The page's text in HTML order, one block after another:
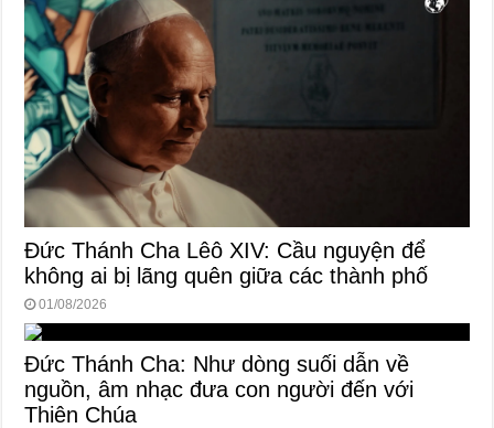
Đức Thánh Cha Lêô XIV: Cầu nguyện để
không ai bị lãng quên giữa các thành phố
01/08/2026
Đức Thánh Cha: Như dòng suối dẫn về
nguồn, âm nhạc đưa con người đến với
Thiên Chúa